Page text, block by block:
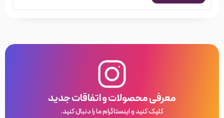
معرفی محصولات و اتفاقات جدید
کلیک کنید و اینستاگرام ما را دنبال کنید.